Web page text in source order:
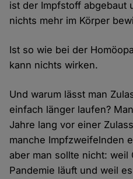
ist der Impfstoff abgebaut
nichts mehr im Körper
Ist so wie bei der
kann nichts wirken.
Und warum lässt man
einfach länger laufen?
Jahre lang vor einer
manche Impfzweifelnden
aber man sollte nicht: weil
Pandemie läuft und weil